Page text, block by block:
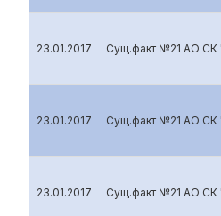
23.01.2017 Сущ.факт №21 АО СК
23.01.2017 Сущ.факт №21 АО СК
23.01.2017 Сущ.факт №21 АО СК